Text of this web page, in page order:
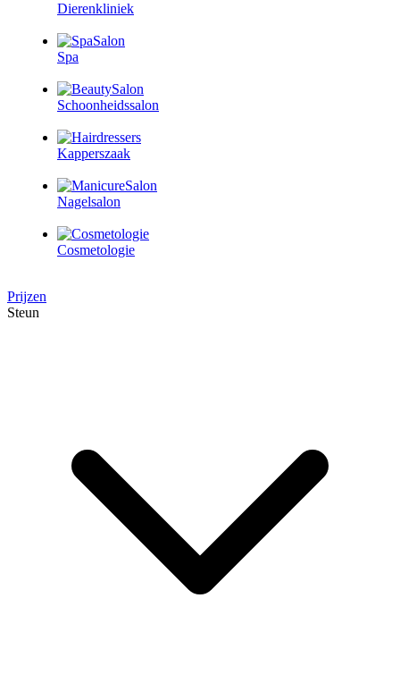
Dierenkliniek
Spa
Schoonheidssalon
Kapperszaak
Nagelsalon
Cosmetologie
Prijzen
Steun